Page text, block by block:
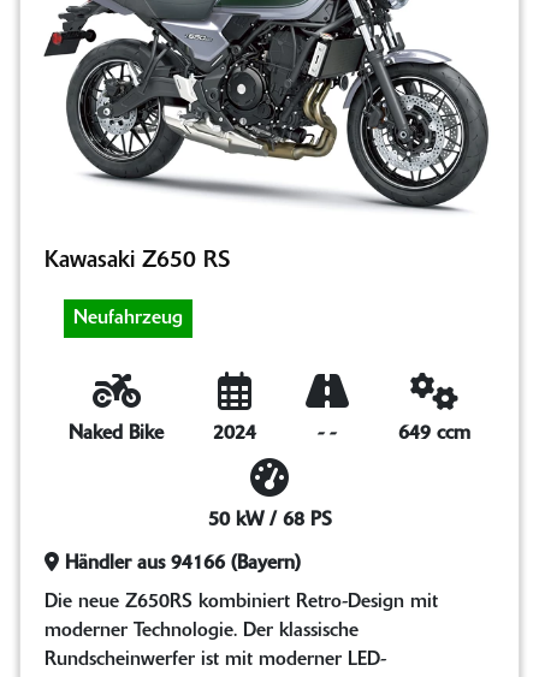
Kawasaki Z650 RS
Neufahrzeug
Naked Bike 2024 - - 649 ccm
50 kW / 68 PS
Händler aus 94166 (Bayern)
Die neue Z650RS kombiniert Retro-Design mit
moderner Technologie. Der klassische
Rundscheinwerfer ist mit moderner LED-